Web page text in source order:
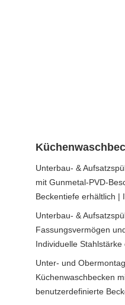
Unterbau- &
mit Gunmetal-PVD-
Beckentiefe erhältlich |
Unterbau- &
Fassungsvermögen
Individuelle Stahlstärke
Unter- und
Küchenwaschbecken
benutzerdefinierte